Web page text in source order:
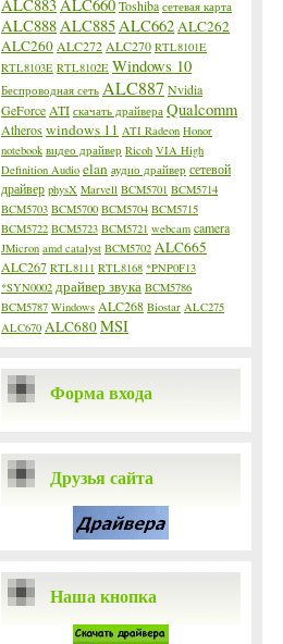
ALC883ALC660Toshiba сетевая карта
ALC888ALC885ALC662ALC262
ALC260 ALC272 ALC270 RTL8101E
RTL8103E RTL8102E Windows 10
Беспроводная сеть ALC887 Nvidia
GeForce ATI скачать драйвера Qualcomm
Atheroswindows 11 ATI Radeon Honor
notebook видео драйвер Ricoh VIA High
Definition Audio elan аудио драйвер сетевой
драйвер physX Marvell BCM5701 BCM5714
BCM5703 BCM5700 BCM5704 BCM5715
BCM5722 BCM5723 BCM5721 webcam camera
JMicron amd catalyst BCM5702 ALC665
ALC267 RTL8111 RTL8168 *PNP0F13
*SYN0002 драйвер звука BCM5786
BCM5787 Windows ALC268 Biostar ALC275
ALC670 ALC680MSI
Форма входа
Друзья сайта
Наша кнопка